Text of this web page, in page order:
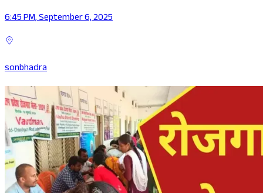
6:45 PM, September 6, 2025
sonbhadra